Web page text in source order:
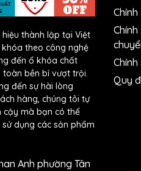
thành lập tại Việt
theo công nghệ
đến ổ khóa chất
bền bỉ vượt trội.
đến sự hài lòng
hàng, chúng tôi tự
cậy mà bạn có thể
dụng các sản phẩm
Anh phường Tân
Quy